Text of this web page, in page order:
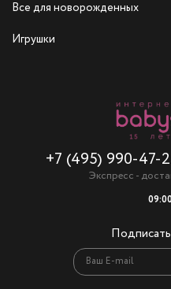
Все для новорожденных
Игрушки
+7 (495) 990-47-
Экспресс -